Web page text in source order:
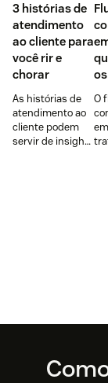
3 histórias de
atendimento
ao cliente para
você rir e
chorar
As histórias de
atendimento ao
cliente podem
servir de insight
O
Footer